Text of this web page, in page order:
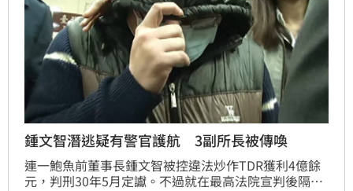
鍾文智潛逃疑有警官護航 3副所長被傳喚
連一鮑魚前董事長鍾文智被控違法炒作TDR獲利4億餘
元，判刑30年5月定讞。不過就在最高法院宣判後隔